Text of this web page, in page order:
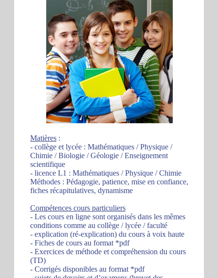
Matières :
- collège et lycée : Mathématiques / Physique /
Chimie / Biologie / Géologie / Enseignement
scientifique
- licence L1 : Mathématiques / Physique / Chimie
Méthodes : Pédagogie, patience, mise en confiance,
fiches récapitulatives, dynamisme
Compétences cours particuliers
- Les cours en ligne sont organisés dans les mêmes
conditions comme au collège / lycée / faculté
- explication (ré-explication) du cours à voix haute
- Fiches de cours au format *pdf
- Exercices de méthode et compréhension du cours
(TD)
- Corrigés disponibles au format *pdf